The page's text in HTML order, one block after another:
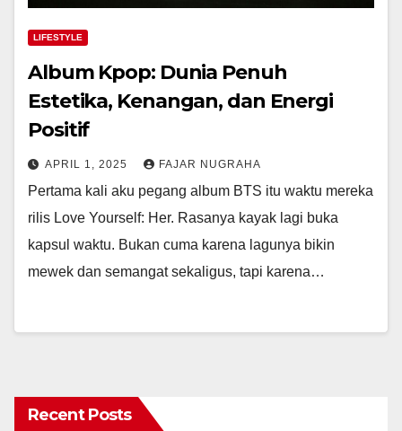
LIFESTYLE
Album Kpop: Dunia Penuh
Estetika, Kenangan, dan Energi
Positif
APRIL 1, 2025 FAJAR NUGRAHA
Pertama kali aku pegang album BTS itu waktu mereka
rilis Love Yourself: Her. Rasanya kayak lagi buka
kapsul waktu. Bukan cuma karena lagunya bikin
mewek dan semangat sekaligus, tapi karena…
Recent Posts